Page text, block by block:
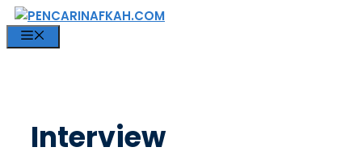
Langsung
ke
isi
Interview